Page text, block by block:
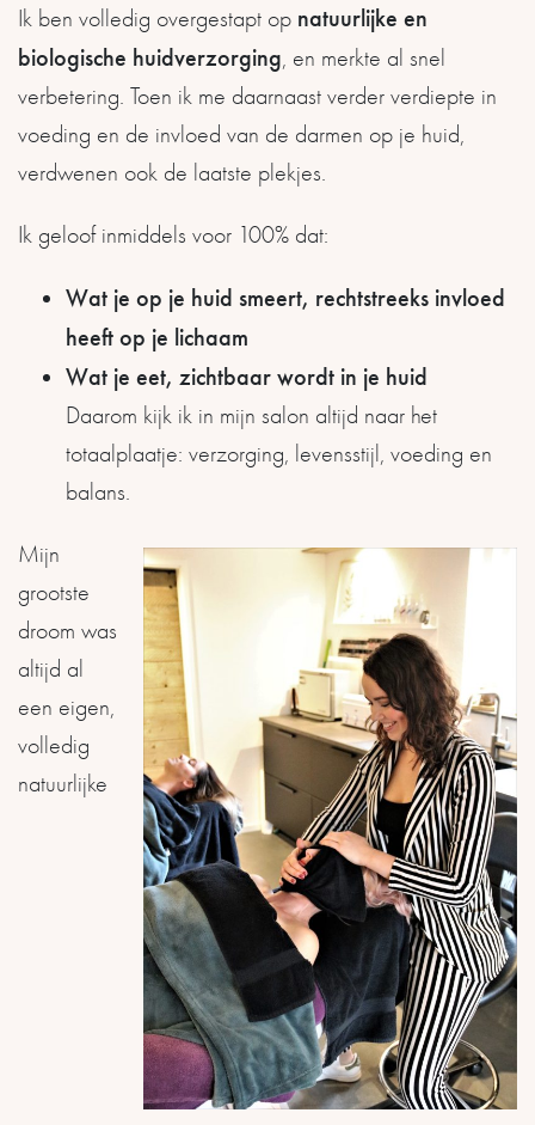
Ik ben volledig overgestapt op natuurlijke en
biologische huidverzorging, en merkte al snel
verbetering. Toen ik me daarnaast verder verdiepte in
voeding en de invloed van de darmen op je huid,
verdwenen ook de laatste plekjes.
Ik geloof inmiddels voor 100% dat:
Wat je op je huid smeert, rechtstreeks invloed
heeft op je lichaam
Wat je eet, zichtbaar wordt in je huid
Daarom kijk ik in mijn salon altijd naar het
totaalplaatje: verzorging, levensstijl, voeding en
balans.
Mijn
grootste
droom was
altijd al
een eigen,
volledig
natuurlijke